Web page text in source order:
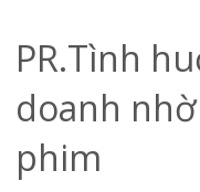
PR.Tình
doanh
phim